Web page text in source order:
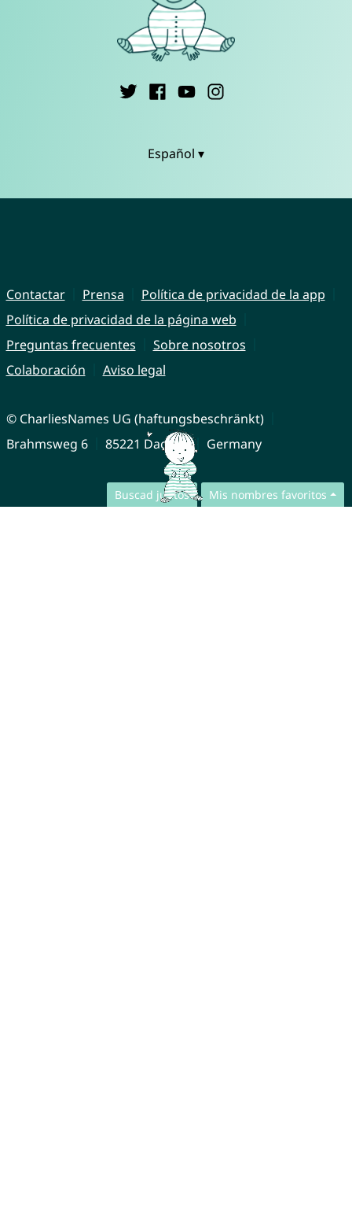
Buscad juntos Mis nombres favoritos
Español ▾
Contactar Prensa
Política de privacidad de la app
Política de privacidad de la página web
Preguntas frecuentes
Sobre nosotros
Colaboración
Aviso legal
© CharliesNames UG (haftungsbeschränkt)
Brahmsweg 6
85221 Dachau Germany